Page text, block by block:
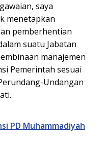
saya
menetapkan
pemberhentian
suatu Jabatan
manajemen
Pemerintah sesuai
Undangan
PD Muhammadiyah